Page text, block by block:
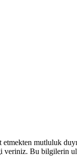
etmekten mutluluk
veriniz. Bu bilgilerin